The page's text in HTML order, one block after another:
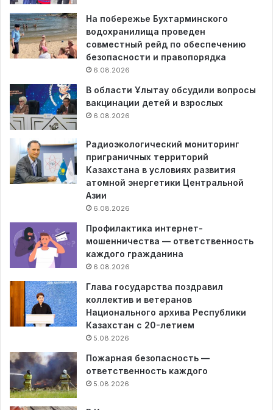
На побережье Бухтарминского
водохранилища проведен
совместный рейд по обеспечению
безопасности и правопорядка
6.08.2026
В области Ұлытау обсудили вопросы
вакцинации детей и взрослых
6.08.2026
Радиоэкологический мониторинг
приграничных территорий
Казахстана в условиях развития
атомной энергетики Центральной
Азии
6.08.2026
Профилактика интернет-
мошенничества — ответственность
каждого гражданина
6.08.2026
Глава государства поздравил
коллектив и ветеранов
Национального архива Республики
Казахстан с 20-летием
5.08.2026
Пожарная безопасность —
ответственность каждого
5.08.2026